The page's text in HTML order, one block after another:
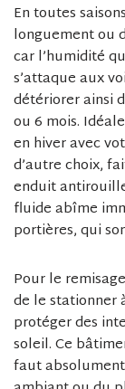
En toutes
longuement ou
car l’humidité
s’attaque aux
détériorer ainsi
ou 6 mois.
en hiver avec
d’autre choix,
enduit
fluide abîme
portières, qui
Pour le
de le stationner
protéger des
soleil. Ce
faut absolument